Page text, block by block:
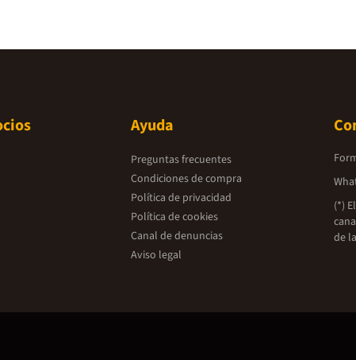
Ayuda
Preguntas frecuentes
Condiciones de compra
Política de privacidad
Política de cookies
Canal de denuncias
Aviso legal
(*)
de la